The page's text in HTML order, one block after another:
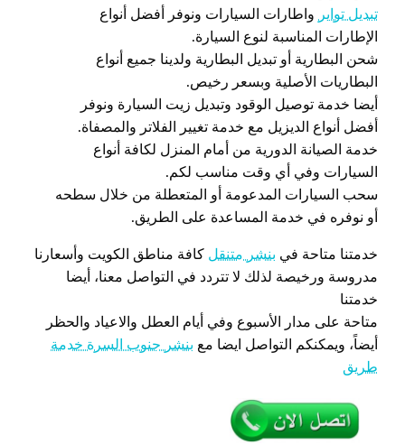
تبديل تواير
واطارات السيارات ونوفر أفضل أنواع
الإطارات المناسبة لنوع السيارة.
شحن البطارية أو تبديل البطارية ولدينا جميع أنواع
البطاريات الأصلية وبسعر رخيص.
أيضا خدمة توصيل الوقود وتبديل زيت السيارة ونوفر
أفضل أنواع الديزيل مع خدمة تغيير الفلاتر والمصفاة.
خدمة الصيانة الدورية من أمام المنزل لكافة أنواع
السيارات وفي أي وقت مناسب لكم.
سحب السيارات المدعومة أو المتعطلة من خلال سطحه
أو نوفره في خدمة المساعدة على الطريق.
خدمتنا متاحة في بنشر متنقل كافة مناطق الكويت وأسعارنا
مدروسة ورخيصة لذلك لا تتردد في التواصل معنا، أيضا
خدمتنا
متاحة على مدار الأسبوع وفي أيام العطل والاعياد والحظر
أيضاً، ويمكنكم التواصل ايضا مع بنشر جنوب السرة خدمة
طريق